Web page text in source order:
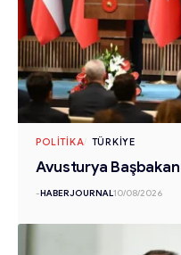
POLITIKA TÜRKIYE
Avusturya
-HABERJOURNAL10/08/2026